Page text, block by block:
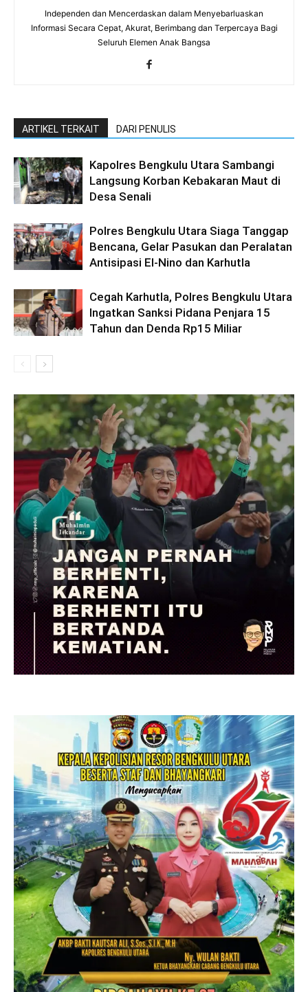
Independen dan Mencerdaskan dalam Menyebarluaskan
Informasi Secara Cepat, Akurat, Berimbang dan Terpercaya Bagi
Seluruh Elemen Anak Bangsa
ARTIKEL TERKAIT DARI PENULIS
Kapolres Bengkulu Utara Sambangi
Langsung Korban Kebakaran Maut di
Desa Senali
Polres Bengkulu Utara Siaga Tanggap
Bencana, Gelar Pasukan dan Peralatan
Antisipasi El-Nino dan Karhutla
Cegah Karhutla, Polres Bengkulu Utara
Ingatkan Sanksi Pidana Penjara 15
Tahun dan Denda Rp15 Miliar